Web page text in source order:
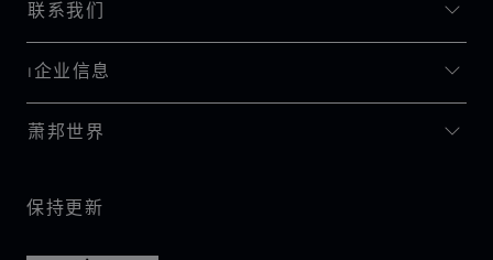
联系我们
I企业信息
萧邦世界
保持更新